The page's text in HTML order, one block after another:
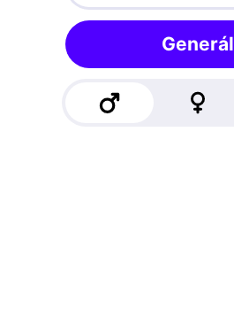
Generál